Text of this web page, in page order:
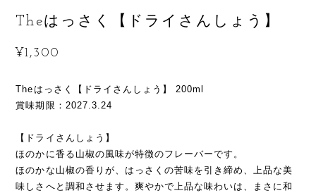
Theはっさく【ドライさんしょう】
¥1,300
Theはっさく【ドライさんしょう】 200ml
賞味期限：2027.3.24
【ドライさんしょう】
ほのかに香る山椒の風味が特徴のフレーバーです。
ほのかな山椒の香りが、はっさくの苦味を引き締め、上品な美
味しさへと調和させます。爽やかで上品な味わいは、まさに和